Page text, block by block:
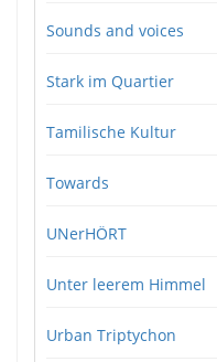
Sounds and voices
Stark im Quartier
Tamilische Kultur
Towards
UNerHÖRT
Unter leerem Himmel
Urban Triptychon